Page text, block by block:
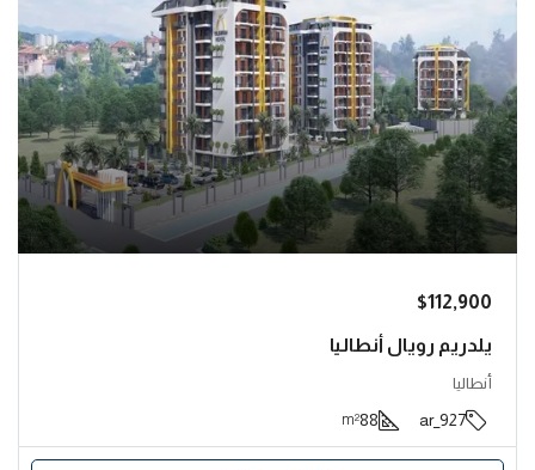
$112,900
يلدريم رويال أنطاليا
أنطاليا
927_ar
88
m²